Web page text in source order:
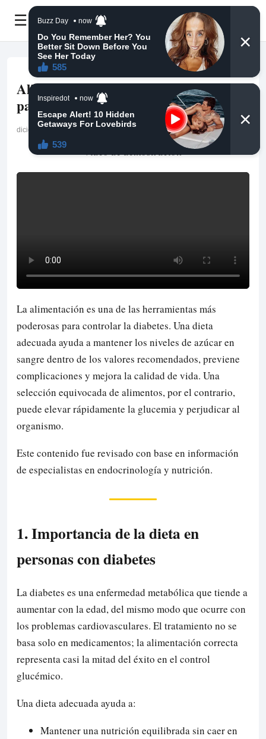
☰
Alimentos buenos y malos para
pacientes con diabetes
diciembre 7, 2025
Video de demostracion
La alimentación es una de las herramientas más
poderosas para controlar la diabetes. Una dieta
adecuada ayuda a mantener los niveles de azúcar en
sangre dentro de los valores recomendados, previene
complicaciones y mejora la calidad de vida. Una
selección equivocada de alimentos, por el contrario,
puede elevar rápidamente la glucemia y perjudicar al
organismo.
Este contenido fue revisado con base en información
de especialistas en endocrinología y nutrición.
1. Importancia de la dieta en
personas con diabetes
La diabetes es una enfermedad metabólica que tiende a
aumentar con la edad, del mismo modo que ocurre con
los problemas cardiovasculares. El tratamiento no se
basa solo en medicamentos; la alimentación correcta
representa casi la mitad del éxito en el control
glucémico.
Una dieta adecuada ayuda a:
Mantener una nutrición equilibrada sin caer en